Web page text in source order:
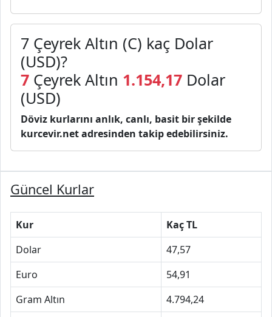
7 Çeyrek Altın (C) kaç Dolar
(USD)?
7 Çeyrek Altın 1.154,17 Dolar
(USD)
Döviz kurlarını anlık, canlı, basit bir şekilde
kurcevir.net adresinden takip edebilirsiniz.
Güncel Kurlar
Kur
Kaç TL
Dolar
47,57
Euro
54,91
Gram Altın
4.794,24